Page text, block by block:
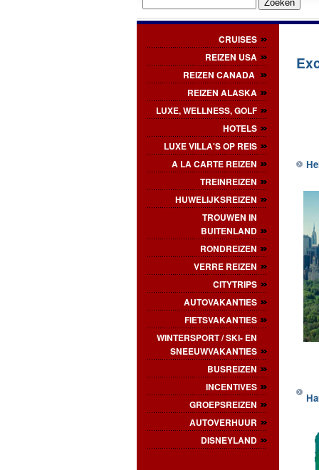
CRUISES
REIZEN USA
REIZEN CANADA
REIZEN ALASKA
LUXE, WELLNESS, GOLF
HOTELS
LUXE VILLA'S OP REIS
A LA CARTE REIZEN
TREINREIZEN
HUWELIJKSREIZEN
TROUWEN IN
BUITENLAND
RONDREIZEN
VERRE REIZEN
CITYTRIPS
AUTOVAKANTIES
FIETSVAKANTIES
WINTERSPORT / SKI- EN
SNEEUWVAKANTIES
BUSREIZEN
INCENTIVES
GROEPSREIZEN
AUTOVERHUUR
DISNEYLAND